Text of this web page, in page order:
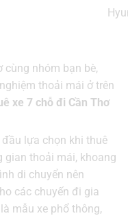
cùng nhóm bạn bè,
thoải mái ở trên
xe 7 chỗ đi Cần Thơ
lựa chọn khi thuê
gian thoải mái, khoang
di chuyển nên
các chuyến đi gia
mẫu xe phổ thông,